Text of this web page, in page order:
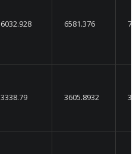
6032.928 6581.376
3338.79 3605.8932